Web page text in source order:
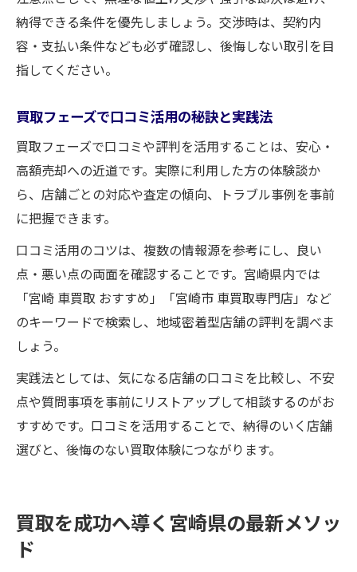
納得できる条件を優先しましょう。交渉時は、契約内
容・支払い条件なども必ず確認し、後悔しない取引を目
指してください。
買取フェーズで口コミ活用の秘訣と実践法
買取フェーズで口コミや評判を活用することは、安心・
高額売却への近道です。実際に利用した方の体験談か
ら、店舗ごとの対応や査定の傾向、トラブル事例を事前
に把握できます。
口コミ活用のコツは、複数の情報源を参考にし、良い
点・悪い点の両面を確認することです。宮崎県内では
「宮崎 車買取 おすすめ」「宮崎市 車買取専門店」など
のキーワードで検索し、地域密着型店舗の評判を調べま
しょう。
実践法としては、気になる店舗の口コミを比較し、不安
点や質問事項を事前にリストアップして相談するのがお
すすめです。口コミを活用することで、納得のいく店舗
選びと、後悔のない買取体験につながります。
買取を成功へ導く宮崎県の最新メソッ
ド